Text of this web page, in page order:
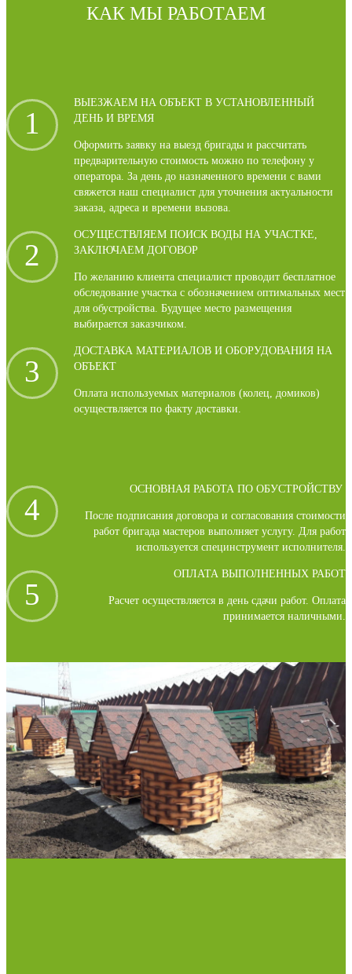
КАК МЫ РАБОТАЕМ
1
ВЫЕЗЖАЕМ НА ОБЪЕКТ В УСТАНОВЛЕННЫЙ
ДЕНЬ И ВРЕМЯ
Оформить заявку на выезд бригады и рассчитать
предварительную стоимость можно по телефону у
оператора. За день до назначенного времени с вами
свяжется наш специалист для уточнения актуальности
заказа, адреса и времени вызова.
2
ОСУЩЕСТВЛЯЕМ ПОИСК ВОДЫ НА УЧАСТКЕ,
ЗАКЛЮЧАЕМ ДОГОВОР
По желанию клиента специалист проводит бесплатное
обследование участка с обозначением оптимальных мест
для обустройства. Будущее место размещения
выбирается заказчиком.
3
ДОСТАВКА МАТЕРИАЛОВ И ОБОРУДОВАНИЯ НА
ОБЪЕКТ
Оплата используемых материалов (колец, домиков)
осуществляется по факту доставки.
4
ОСНОВНАЯ РАБОТА ПО ОБУСТРОЙСТВУ
После подписания договора и согласования стоимости
работ бригада мастеров выполняет услугу. Для работ
используется специнструмент исполнителя.
5
ОПЛАТА ВЫПОЛНЕННЫХ РАБОТ
Расчет осуществляется в день сдачи работ. Оплата
принимается наличными.